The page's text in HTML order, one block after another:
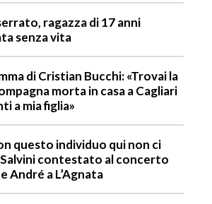
ragazza di 17 anni
senza vita
di Cristian Bucchi: «Trovai la
morta in casa a Cagliari
a mia figlia»
questo individuo qui non ci
contestato al concerto
André a L’Agnata